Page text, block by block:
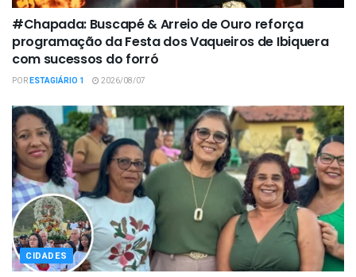
#Chapada: Buscapé & Arreio de Ouro reforça
programação da Festa dos Vaqueiros de Ibiquera
com sucessos do forró
PORESTAGIÁRIO 1 2026/08/07
CIDADES